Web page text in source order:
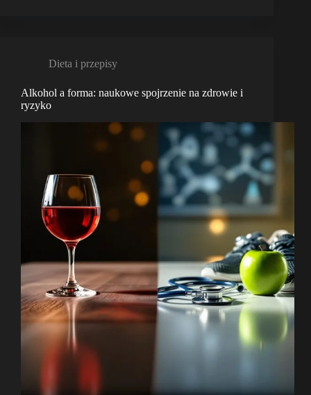
Dieta i przepisy
Alkohol a forma: naukowe spojrzenie na zdrowie i
ryzyko